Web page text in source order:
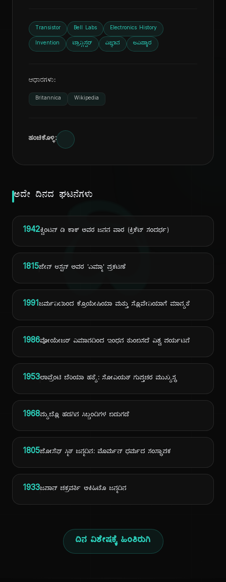
ದಿ
Transistor Bell Labs Electronics History
Invention ಟ್ರಾನ್ಸಿಸ್ಟರ್ ವಿಜ್ಞಾನ ಆವಿಷ್ಕಾರ
ಆಧಾರಗಳು:
Britannica Wikipedia
ಹಂಚಿಕೊಳ್ಳಿ:
ಅದೇ ದಿನದ ಘಟನೆಗಳು
1942ಕ್ವಿಂಟನ್ ಡಿ ಕಾಕ್ ಅವರ ಜನನ ವಾರ (ಕ್ರಿಕೆಟ್ ಸಂದರ್ಭ)
1815ಜೇನ್ ಆಸ್ಟನ್ ಅವರ 'ಎಮ್ಮಾ' ಪ್ರಕಟಣೆ
1991ಜರ್ಮನಿಯಿಂದ ಕ್ರೊಯೇಷಿಯಾ ಮತ್ತು ಸ್ಲೊವೇನಿಯಾಗೆ ಮಾನ್ಯತೆ
1986ವೋಯೇಜರ್ ವಿಮಾನದಿಂದ ಇಂಧನ ತುಂಬಿಸದೆ ವಿಶ್ವ ಪರ್ಯಟನೆ
1953ಲಾವ್ರೆಂಟಿ ಬೆರಿಯಾ ಹತ್ಯೆ: ಸೋವಿಯತ್ ಗುಪ್ತಚರ ಮುಖ್ಯಸ್ಥ
1968ಪ್ಯುಬ್ಲೊ ಹಡಗಿನ ಸಿಬ್ಬಂದಿಗಳ ಬಿಡುಗಡೆ
1805ಜೋಸೆಫ್ ಸ್ಮಿತ್ ಜನ್ಮದಿನ: ಮೊರ್ಮನ್ ಧರ್ಮದ ಸಂಸ್ಥಾಪಕ
1933ಜಪಾನ್ ಚಕ್ರವರ್ತಿ ಅಕಿಹಿಟೊ ಜನ್ಮದಿನ
ದಿನ ವಿಶೇಷಕ್ಕೆ ಹಿಂತಿರುಗಿ